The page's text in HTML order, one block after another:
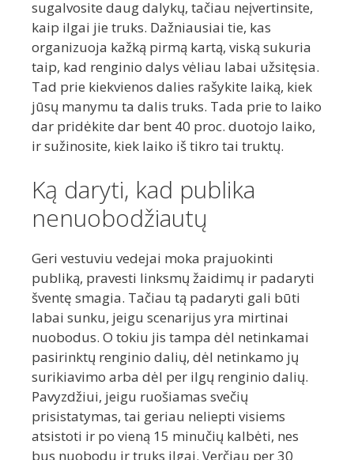
sugalvosite daug dalykų, tačiau neįvertinsite,
kaip ilgai jie truks. Dažniausiai tie, kas
organizuoja kažką pirmą kartą, viską sukuria
taip, kad renginio dalys vėliau labai užsitęsia.
Tad prie kiekvienos dalies rašykite laiką, kiek
jūsų manymu ta dalis truks. Tada prie to laiko
dar pridėkite dar bent 40 proc. duotojo laiko,
ir sužinosite, kiek laiko iš tikro tai truktų.
Ką daryti, kad publika
nenuobodžiautų
Geri vestuviu vedejai moka prajuokinti
publiką, pravesti linksmų žaidimų ir padaryti
šventę smagia. Tačiau tą padaryti gali būti
labai sunku, jeigu scenarijus yra mirtinai
nuobodus. O tokiu jis tampa dėl netinkamai
pasirinktų renginio dalių, dėl netinkamo jų
surikiavimo arba dėl per ilgų renginio dalių.
Pavyzdžiui, jeigu ruošiamas svečių
prisistatymas, tai geriau neliepti visiems
atsistoti ir po vieną 15 minučių kalbėti, nes
bus nuobodu ir truks ilgai. Verčiau per 30